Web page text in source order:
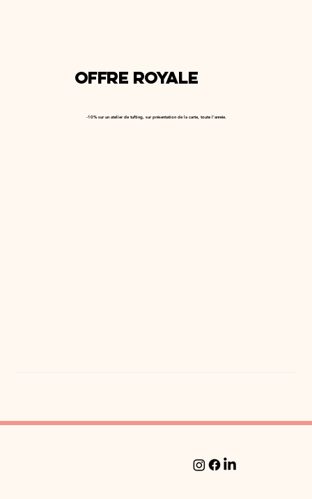
Offre Royale
-10% sur un atelier de tufting, sur présentation de la carte, toute l'année.